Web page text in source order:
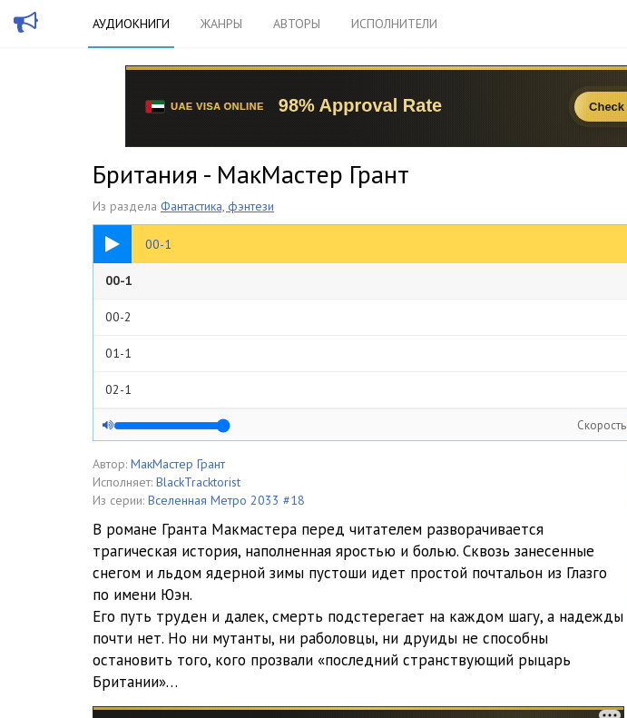
АУДИОКНИГИ ЖАНРЫ АВТОРЫ ИСПОЛНИТЕЛИ
Британия - МакМастер Грант
Из раздела Фантастика, фэнтези
00-1
02:58
00-1
00-2
01-1
02-1
02-2
03-1
03-2
04-1
04-2
05-2
06-1
Скорость
Автор: МакМастер Грант
Исполняет: BlackTracktorist
Из серии: Вселенная Метро 2033 #18
В романе Гранта Макмастера перед читателем разворачивается
трагическая история, наполненная яростью и болью. Сквозь занесенные
снегом и льдом ядерной зимы пустоши идет простой почтальон из Глазго
по имени Юэн.
Его путь труден и далек, смерть подстерегает на каждом шагу, а надежды
почти нет. Но ни мутанты, ни раболовцы, ни друиды не способны
остановить того, кого прозвали «последний странствующий рыцарь
Британии»…